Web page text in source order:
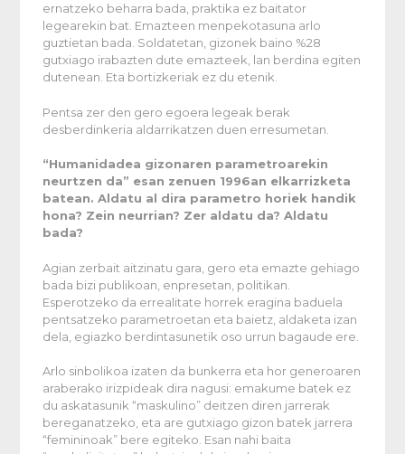
ernatzeko beharra bada, praktika ez baitator
legearekin bat. Emazteen menpekotasuna arlo
guztietan bada. Soldatetan, gizonek baino %28
gutxiago irabazten dute emazteek, lan berdina egiten
dutenean. Eta bortizkeriak ez du etenik.
Pentsa zer den gero egoera legeak berak
desberdinkeria aldarrikatzen duen erresumetan.
“Humanidadea gizonaren parametroarekin
neurtzen da” esan zenuen 1996an elkarrizketa
batean. Aldatu al dira parametro horiek handik
hona? Zein neurrian? Zer aldatu da? Aldatu
bada?
Agian zerbait aitzinatu gara, gero eta emazte gehiago
bada bizi publikoan, enpresetan, politikan.
Esperotzeko da errealitate horrek eragina baduela
pentsatzeko parametroetan eta baietz, aldaketa izan
dela, egiazko berdintasunetik oso urrun bagaude ere.
Arlo sinbolikoa izaten da bunkerra eta hor generoaren
araberako irizpideak dira nagusi: emakume batek ez
du askatasunik “maskulino” deitzen diren jarrerak
bereganatzeko, eta are gutxiago gizon batek jarrera
“femininoak” bere egiteko. Esan nahi baita